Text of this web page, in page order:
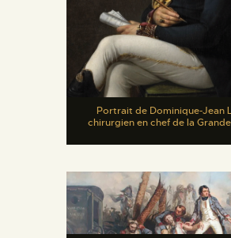
Portrait de Dominique-Jean
chirurgien en chef de la